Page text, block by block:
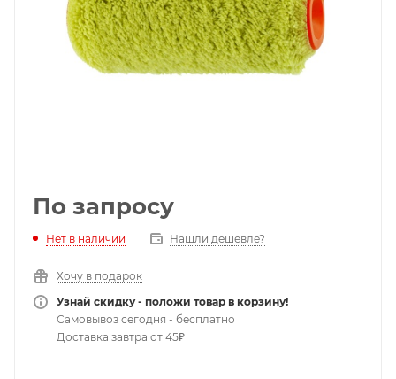
По запросу
Нет в наличии Нашли дешевле?
Хочу в подарок
Узнай скидку - положи товар в корзину!
Самовывоз сегодня - бесплатно
Доставка завтра от 45₽